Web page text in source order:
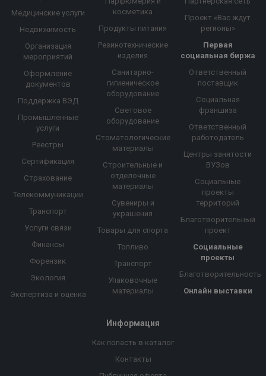
Медицинские услуги
Недвижимость
Организация
мероприятий
Оформление
документов
Поддержка ВЭД
Промышленные
услуги
Реестры
Сертификация
Страхование
Телекоммуникации
Транспорт
Услуги связи
Финансы
Форензик
Экология
Экспертиза и оценка
косметика
Продукты питания
Резинотехнические
изделия
Санитарно-
гигиеническое
оборудование
Световое
оборудование
Стоматологические
материалы
Строительные и
отделочные
материалы
Сувениры и
украшения
Товары для спорта
Топливо
Транспорт
Упаковочные
материалы
Проект «Вас ждут
регионы»
Первая
социальная биржа
Ответственный
поставщик
Социальная
франшиза
Ответственный
работодатель
Центры занятости
ВУЗов
Социальные
проекты
территорий
Благотворительный
проект
Социальные
проекты
Благотворительность
Онлайн выставки
Информация
Как попасть в каталог
Контакты